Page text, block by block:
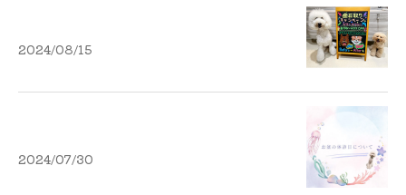
2024/08/15
2024/07/30